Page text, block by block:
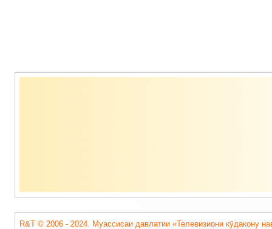
Содержимое
R&T © 2006 - 2024. Муассисаи давлатии «Телевизиони кӯдакону